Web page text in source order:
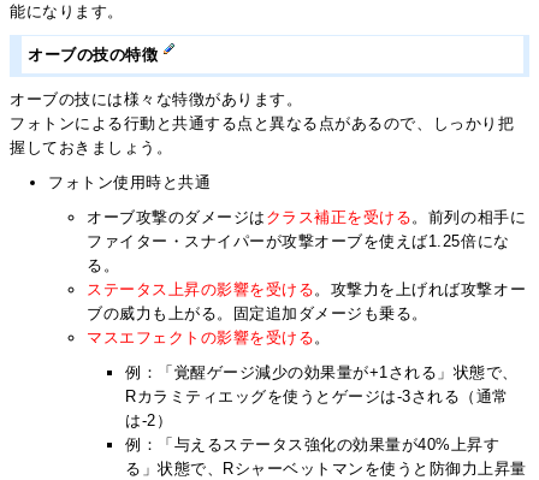
能になります。
オーブの技の特徴
オーブの技には様々な特徴があります。
フォトンによる行動と共通する点と異なる点があるので、しっかり把
握しておきましょう。
フォトン使用時と共通
オーブ攻撃のダメージは クラス補正を受ける。前列の相手に
ファイター・スナイパーが攻撃オーブを使えば1.25倍にな
る。
ステータス上昇の影響を受ける。攻撃力を上げれば攻撃オー
ブの威力も上がる。固定追加ダメージも乗る。
マスエフェクトの影響を受ける。
例：「覚醒ゲージ減少の効果量が+1される」状態で、
Rカラミティエッグを使うとゲージは-3される（通常
は-2）
例：「与えるステータス強化の効果量が40%上昇す
る」状態で、Rシャーベットマンを使うと防御力上昇量